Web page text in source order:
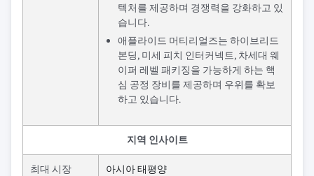
텍처를 제공하며 경쟁력을 강화하고 있
습니다.
애플라이드 머티리얼즈는 하이브리드
본딩, 미세 피치 인터커넥트, 차세대 웨
이퍼 레벨 패키징을 가능하게 하는 핵
심 공정 장비를 제공하며 우위를 확보
하고 있습니다.
지역 인사이트
최대 시장 아시아 태평양